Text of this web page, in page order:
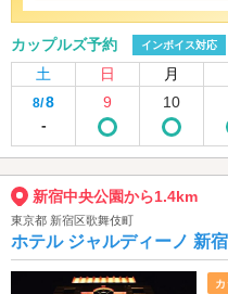
カップルズ予約 インボイス対応
土 日 月
8/8
-
9 10
新宿中央公園から1.4km
東京都 新宿区歌舞伎町
ホテル ジャルディーノ 新宿